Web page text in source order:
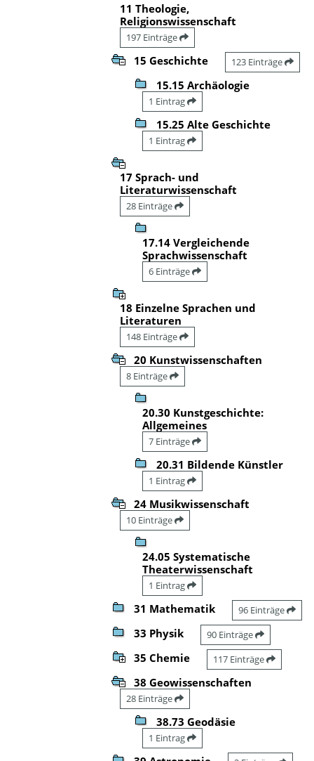
11 Theologie,
Religionswissenschaft
197 Einträge
15 Geschichte 123 Einträge
15.15 Archäologie
1 Eintrag
15.25 Alte Geschichte
1 Eintrag
17 Sprach- und
Literaturwissenschaft
28 Einträge
17.14 Vergleichende
Sprachwissenschaft
6 Einträge
18 Einzelne Sprachen und
Literaturen
148 Einträge
20 Kunstwissenschaften
8 Einträge
20.30 Kunstgeschichte:
Allgemeines
7 Einträge
20.31 Bildende Künstler
1 Eintrag
24 Musikwissenschaft
10 Einträge
24.05 Systematische
Theaterwissenschaft
1 Eintrag
31 Mathematik 96 Einträge
33 Physik 90 Einträge
35 Chemie 117 Einträge
38 Geowissenschaften
28 Einträge
38.73 Geodäsie
1 Eintrag